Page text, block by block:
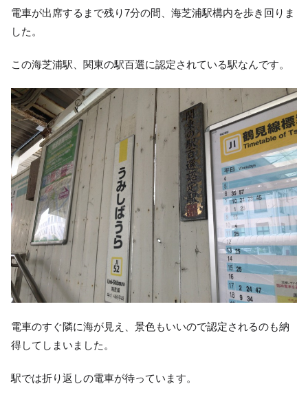
電車が出席するまで残り7分の間、海芝浦駅構内を歩き回りま
した。
この海芝浦駅、関東の駅百選に認定されている駅なんです。
電車のすぐ隣に海が見え、景色もいいので認定されるのも納
得してしまいました。
駅では折り返しの電車が待っています。